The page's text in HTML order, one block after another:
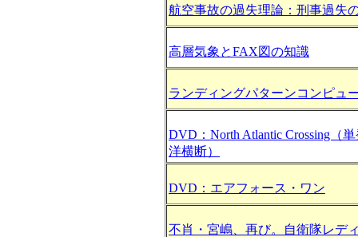
航空事故の過失理論：刑事過失
高層気象とFAX図の知識
ランディングパターンコンピュ
DVD：North Atlantic Crossing（
洋横断）
DVD：エアフォース・ワン
不肖・宮嶋、再び。自衛隊レデ